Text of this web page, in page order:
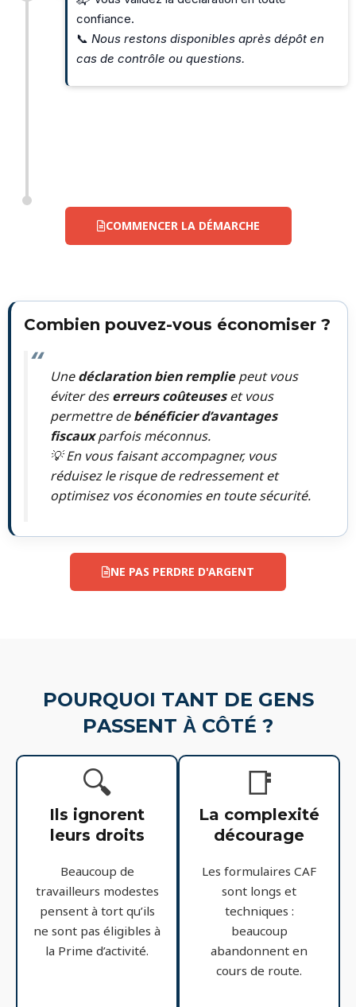
confiance.
📞Nous restons disponibles après dépôt en
cas de contrôle ou questions.
COMMENCER LA DÉMARCHE
Combien pouvez-vous économiser ?
Unedéclaration bien rempliepeut vous
éviter deserreurs coûteuseset vous
permettre debénéficier d’avantages
fiscauxparfois méconnus.
💡 En vous faisant accompagner, vous
réduisez le risque de redressement et
optimisez vos économies en toute sécurité.
NE PAS PERDRE D'ARGENT
POURQUOI TANT DE GENS
PASSENT À CÔTÉ ?
🔍
Ils ignorent
leurs droits
Beaucoup de
travailleurs modestes
pensent à tort qu’ils
ne sont pas éligibles à
la Prime d’activité.
📑
La complexité
décourage
Les formulaires CAF
sont longs et
techniques :
beaucoup
abandonnent en
cours de route.